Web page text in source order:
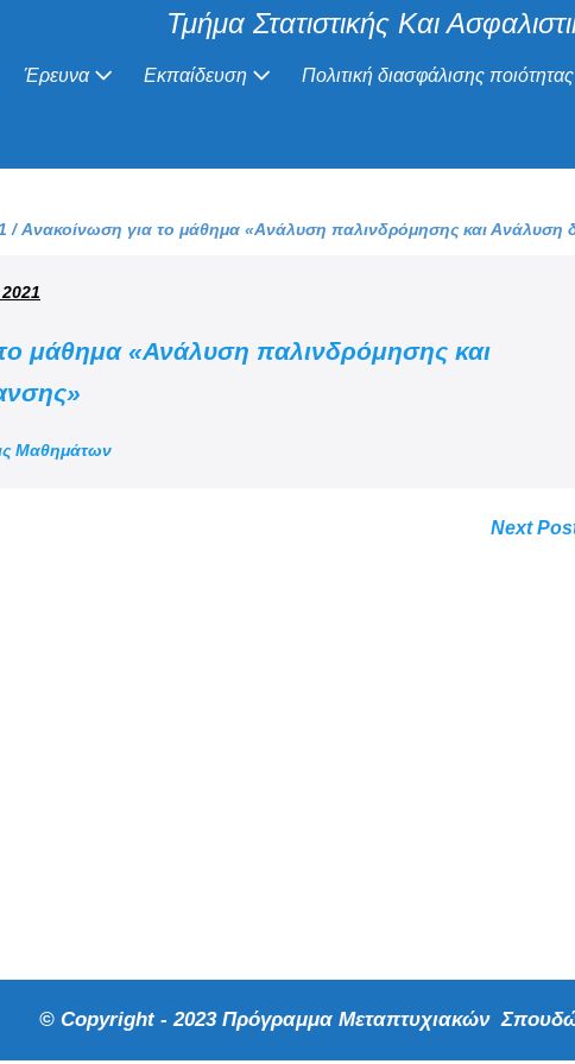
Τμήμα Στατιστικής Και
Έρευνα Εκπαίδευση Πολιτική διασφάλισης ποιότητας
/Ανακοίνωση για το μάθημα «Ανάλυση παλινδρόμησης και Ανάλυση
μάθημα «Ανάλυση παλινδρόμησης και
Μαθημάτων
Next
© Copyright - 2023 Πρόγραμμα Μεταπτυχιακών